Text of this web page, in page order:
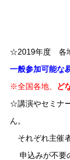
☆2019年度 各
一般参加可能な
※全国各地、 ど
☆講演やセミナ
ん。
それぞれ主催
申込みが不要